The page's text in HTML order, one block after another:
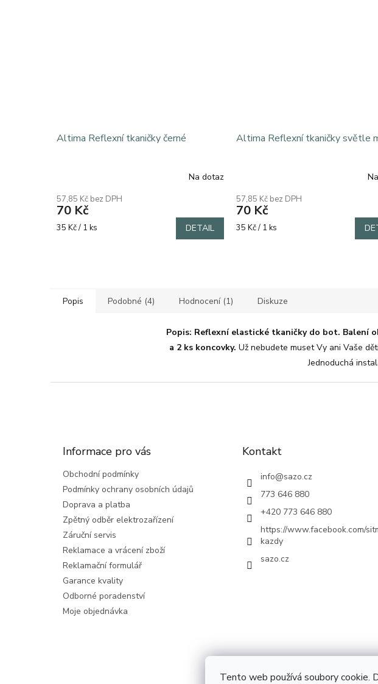
Tento web používá soubory cookie.
Altima Reflexní tkaničky černé
Na dotaz
57,85 Kč bez DPH
70 Kč
Měrná
35 Kč / 1 ks DETAIL
Altima Reflexní tkaničky světle
57,85 Kč bez DPH
70 Kč
Měrná
35 Kč / 1 ks
Popis Podobné (4) Hodnocení (1) Diskuze
Popis: Reflexní elastické tkaničky do bot. Balení
a 2 ks koncovky. Už nebudete muset Vy ani Vaše
Jednoduchá
Informace pro vás
Obchodní podmínky
Podmínky ochrany osobních údajů
Doprava a platba
Zpětný odběr elektrozařízení
Záruční servis
Reklamace a vrácení zboží
Reklamační formulář
Garance kvality
Odborné poradenství
Moje objednávka
Kontakt
info@sazo.cz
773 646 880
+420 773 646 880
https://www.facebook.com/
kazdy
sazo.cz